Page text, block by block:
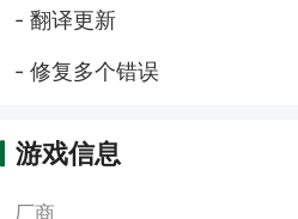
- 翻译更新
- 修复多个错误
游戏信息
厂商